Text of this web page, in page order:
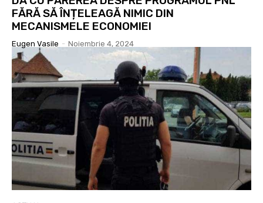
FĂRĂ SĂ ÎNȚELEAGĂ NIMIC DIN
MECANISMELE ECONOMIEI
Eugen Vasile - Noiembrie 4, 2024